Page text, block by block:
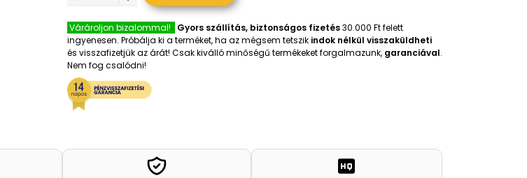
Várároljon bizalommal! Gyors szállítás, biztonságos fizetés30.000 Ft felett
ingyenesen. Próbálja ki a terméket, ha az mégsem tetszik indok nélkül visszaküldheti
és visszafizetjük az árát! Csak kiválló minőségű termékeket forgalmazunk, garanciával.
Nem fog csalódni!